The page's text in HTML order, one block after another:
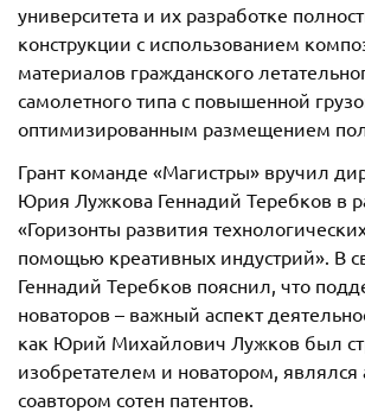
университета и их разработке
конструкции с использованием
материалов гражданского
самолетного типа с повышенной
оптимизированным размещением
Грант команде «Магистры» вручил
Юрия Лужкова Геннадий Теребков в
«Горизонты развития
помощью креативных индустрий». В
Геннадий Теребков пояснил, что
новаторов – важный аспект
как Юрий Михайлович Лужков был
изобретателем и новатором, являлся
соавтором сотен патентов.